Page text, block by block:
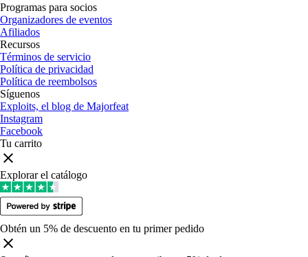
Programas para socios
Organizadores de eventos
Afiliados
Recursos
Términos de servicio
Política de privacidad
Política de reembolsos
Síguenos
Exploits, el blog de Majorfeat
Instagram
Facebook
Tu carrito
Explorar el catálogo
Obtén un 5% de descuento en tu primer pedido